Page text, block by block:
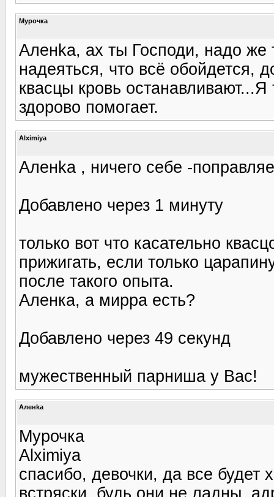
Мурочка
Аленka, ах ты Господи, надо
надеяться, что всё обойдется,
квасцы кровь останавливают...Я
здорово помогает.
Alximiya
Аленka , ничего себе -
Добавлено через 1 минуту
только вот что касательно
прижигать, если только
после такого опыта.
Аленка, а мирра есть?
Добавлено через 49 секунд
мужественный парниша у Вас!
Аленka
Мурочка
Alximiya
спасибо, девочки, да все будет
встряски, будь они не ладны,